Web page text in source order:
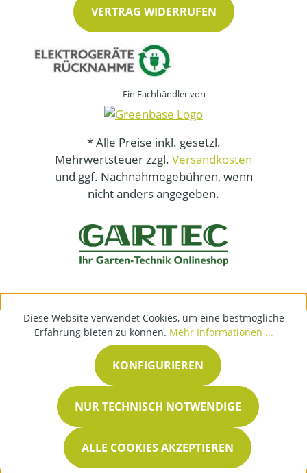
VERTRAG WIDERRUFEN
Ein Fachhändler von
* Alle Preise inkl. gesetzl.
Mehrwertsteuer zzgl. Versandkosten
und ggf. Nachnahmegebühren, wenn
nicht anders angegeben.
Diese Website verwendet Cookies, um eine bestmögliche
Erfahrung bieten zu können. Mehr Informationen ...
NUR TECHNISCH NOTWENDIGE
KONFIGURIEREN
ALLE COOKIES AKZEPTIEREN